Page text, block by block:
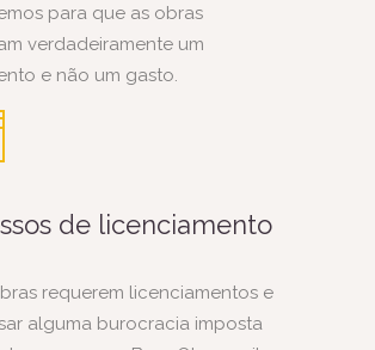
para que as obras
verdadeiramente um
e não um gasto.
de licenciamento
requerem licenciamentos e
alguma burocracia imposta